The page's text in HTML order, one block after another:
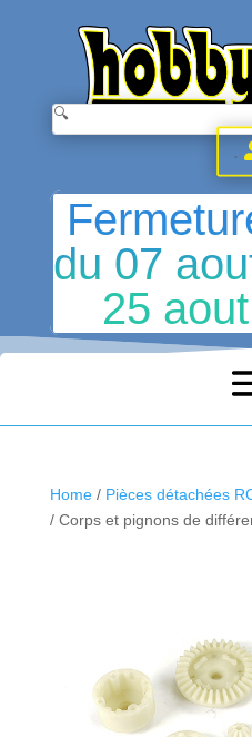
.
du 07
25
Home/ Pièces détachées
/ Corps et pignons de